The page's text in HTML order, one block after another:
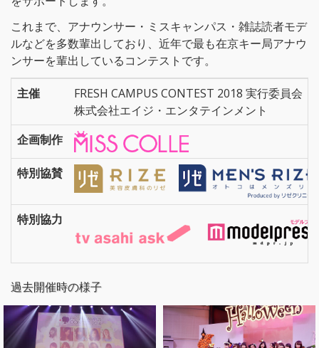
これまで、アナウンサー・ミスキャンパス・雑誌読者モデ
ルなどを多数輩出しており、近年で最も在京キー局アナウ
ンサーを輩出しているコンテストです。
主催
FRESH CAMPUS CONTEST 2018 実行委員会
株式会社エイジ・エンタテインメント
企画制作
特別協賛
特別協力
過去開催時の様子